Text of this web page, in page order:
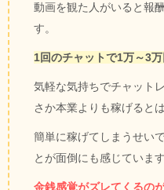
動画を観た人がいると報
す。
1回のチャットで1万～3
気軽な気持ちでチャット
さか本業よりも稼げると
簡単に稼げてしまうせい
とが面倒にも感じています
金銭感覚がズレてくるの